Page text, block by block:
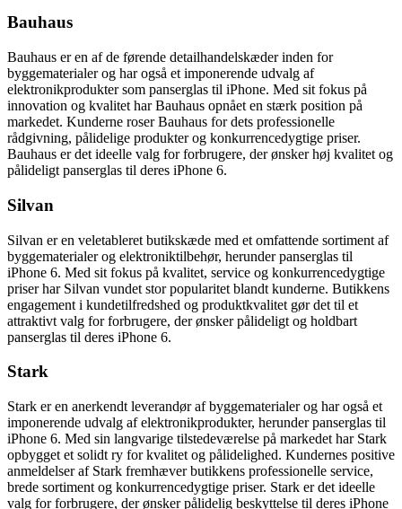
Bauhaus
Bauhaus er en af de førende detailhandelskæder inden for
byggematerialer og har også et imponerende udvalg af
elektronikprodukter som panserglas til iPhone. Med sit fokus på
innovation og kvalitet har Bauhaus opnået en stærk position på
markedet. Kunderne roser Bauhaus for dets professionelle
rådgivning, pålidelige produkter og konkurrencedygtige priser.
Bauhaus er det ideelle valg for forbrugere, der ønsker høj kvalitet og
pålideligt panserglas til deres iPhone 6.
Silvan
Silvan er en veletableret butikskæde med et omfattende sortiment af
byggematerialer og elektroniktilbehør, herunder panserglas til
iPhone 6. Med sit fokus på kvalitet, service og konkurrencedygtige
priser har Silvan vundet stor popularitet blandt kunderne. Butikkens
engagement i kundetilfredshed og produktkvalitet gør det til et
attraktivt valg for forbrugere, der ønsker pålideligt og holdbart
panserglas til deres iPhone 6.
Stark
Stark er en anerkendt leverandør af byggematerialer og har også et
imponerende udvalg af elektronikprodukter, herunder panserglas til
iPhone 6. Med sin langvarige tilstedeværelse på markedet har Stark
opbygget et solidt ry for kvalitet og pålidelighed. Kundernes positive
anmeldelser af Stark fremhæver butikkens professionelle service,
brede sortiment og konkurrencedygtige priser. Stark er det ideelle
valg for forbrugere, der ønsker pålidelig beskyttelse til deres iPhone